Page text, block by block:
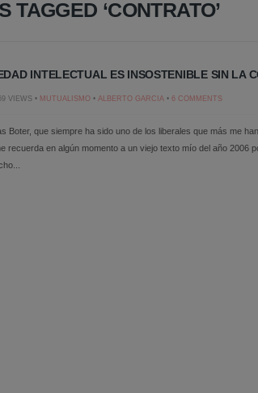
TAGGED ‘CONTRATO’
INTELECTUAL ES INSOSTENIBLE SIN LA
VIEWS • MUTUALISMO • ALBERTO GARCIA • 6 COMMENTS
Boter, que siempre ha sido uno de los liberales que más me
recuerda en algún momento a un viejo texto mío del año 2006